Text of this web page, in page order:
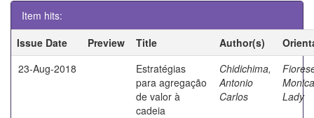
Item hits:
Issue Date
Preview Title Author(s)
23-Aug-2018
Estratégias
para agregação
de valor à
cadeia
Chidichima,
Antonio
Carlos
Monica
Lady